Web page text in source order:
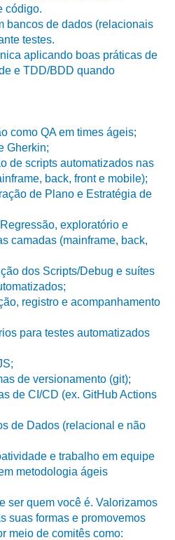
código.
bancos de dados (relacionais
testes.
aplicando boas práticas de
e TDD/BDD quando
como QA em times ágeis;
Gherkin;
de scripts automatizados nas
back, front e mobile);
de Plano e Estratégia de
exploratório e
camadas (mainframe, back,
dos Scripts/Debug e suítes
registro e acompanhamento
para testes automatizados
de versionamento (git);
de CI/CD (ex. GitHub Actions
de Dados (relacional e não
e trabalho em equipe
metodologia ágeis
ser quem você é. Valorizamos
suas formas e promovemos
meio de comitês como: